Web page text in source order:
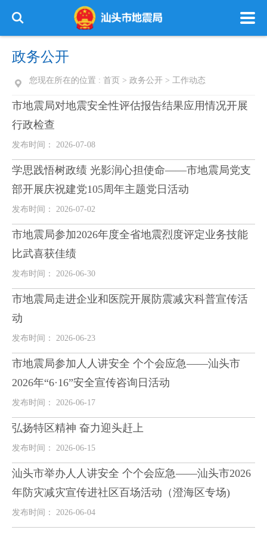
政务公开
您现在所在的位置 : 首页 > 政务公开 > 工作动态
市地震局对地震安全性评估报告结果应用情况开展
行政检查
发布时间： 2026-07-08
学思践悟树政绩 光影润心担使命——市地震局党支
部开展庆祝建党105周年主题党日活动
发布时间： 2026-07-02
市地震局参加2026年度全省地震烈度评定业务技能
比武喜获佳绩
发布时间： 2026-06-30
市地震局走进企业和医院开展防震减灾科普宣传活
动
发布时间： 2026-06-23
市地震局参加人人讲安全 个个会应急——汕头市
2026年“6·16”安全宣传咨询日活动
发布时间： 2026-06-17
弘扬特区精神 奋力迎头赶上
发布时间： 2026-06-15
汕头市举办人人讲安全 个个会应急——汕头市2026
年防灾减灾宣传进社区百场活动（澄海区专场)
发布时间： 2026-06-04